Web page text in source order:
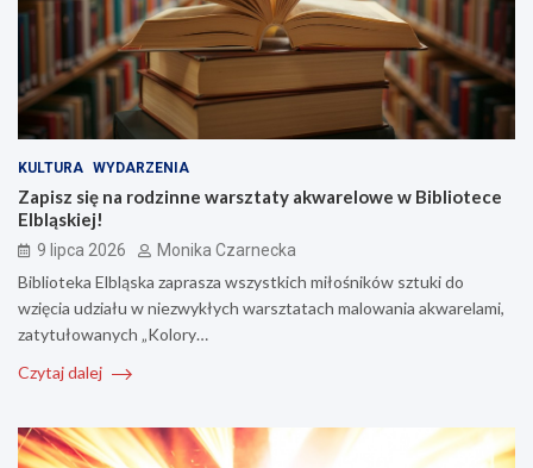
KULTURA WYDARZENIA
Zapisz się na rodzinne warsztaty akwarelowe w Bibliotece
Elbląskiej!
9 lipca 2026 Monika Czarnecka
Biblioteka Elbląska zaprasza wszystkich miłośników sztuki do
wzięcia udziału w niezwykłych warsztatach malowania akwarelami,
zatytułowanych „Kolory…
Czytaj dalej